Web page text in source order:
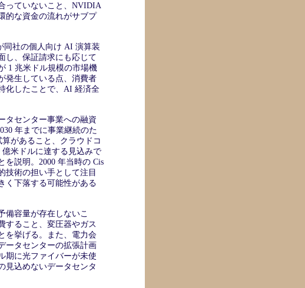
っていないこと、NVIDIA
的な資金の流れがサブプ
社の個人向け AI 演算装
し、保証請求にも応じて
1 兆米ドル規模の市場機
発生している点、消費者
化したことで、AI 経済全
タセンター事業への融資
年までに事業継続のた
があること、クラウドコ
米ドルに達する見込みで
を説明。2000 年当時の Cis
技術の担い手として注目
く下落する可能性がある
備容量が存在しないこ
すること、変圧器やガス
を挙げる。また、電力会
ータセンターの拡張計画
期に光ファイバーが未使
見込めないデータセンタ